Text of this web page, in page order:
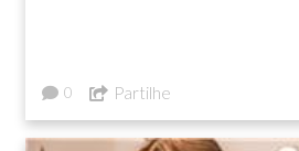
0 Partilhe